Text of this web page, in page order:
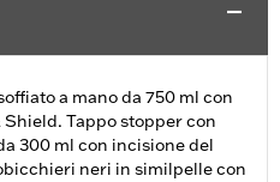
a mano da 750 ml con
Tappo stopper con
300 ml con incisione del
neri in similpelle con